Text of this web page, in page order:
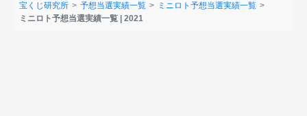
宝くじ研究所 予想当選実績一覧
ミニロト予想当選実績一覧
ミニロト予想当選実績一覧 | 2021